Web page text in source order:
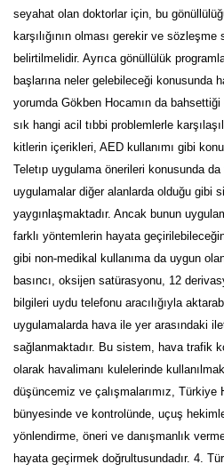
seyahat olan doktorlar için, bu
karşılığının olması gerekir ve sözleşme
belirtilmelidir. Ayrıca gönüllülük
başlarına neler gelebileceği konusunda
yorumda Gökben Hocamın da
sık hangi acil tıbbi problemlerle
kitlerin içerikleri, AED kullanımı gibi
Teletıp uygulama önerileri konusunda da
uygulamalar diğer alanlarda olduğu gibi
yaygınlaşmaktadır. Ancak bunun
farklı yöntemlerin hayata
gibi non-medikal kullanıma da uygun
basıncı, oksijen satürasyonu, 12
bilgileri uydu telefonu aracılığıyla
uygulamalarda hava ile yer arasındaki
sağlanmaktadır. Bu sistem, hava trafik
olarak havalimanı kulelerinde
düşüncemiz ve çalışmalarımız,
bünyesinde ve kontrolünde, uçuş
yönlendirme, öneri ve danışmanlık
hayata geçirmek doğrultusundadır. 4.